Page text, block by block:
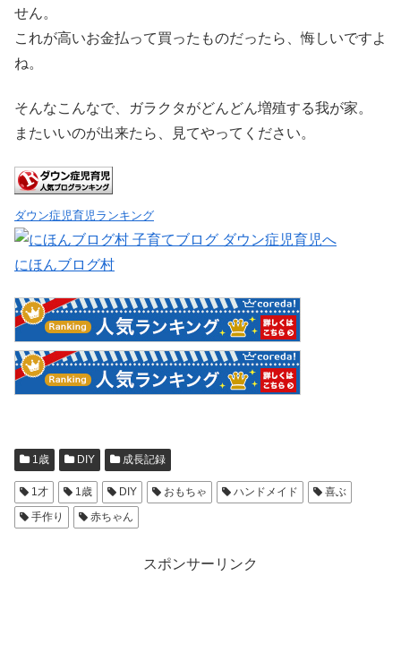
せん。
これが高いお金払って買ったものだったら、悔しいですよ
ね。
そんなこんなで、ガラクタがどんどん増殖する我が家。
またいいのが出来たら、見てやってください。
ダウン症児育児ランキング
にほんブログ村
1歳 DIY 成長記録
1才 1歳 DIY おもちゃ ハンドメイド
喜ぶ
手作り
赤ちゃん
スポンサーリンク